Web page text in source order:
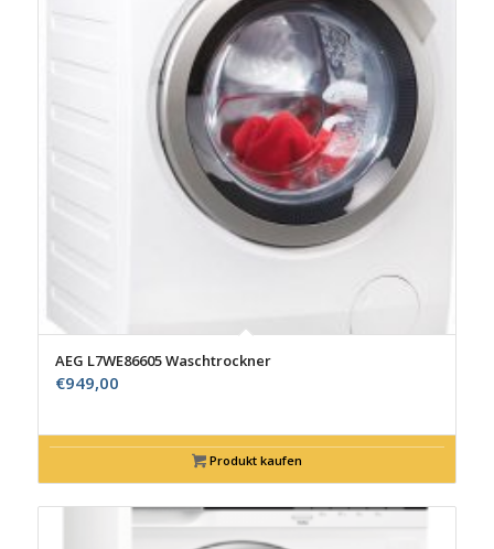
AEG L7WE86605 Waschtrockner
€949,00
Produkt kaufen